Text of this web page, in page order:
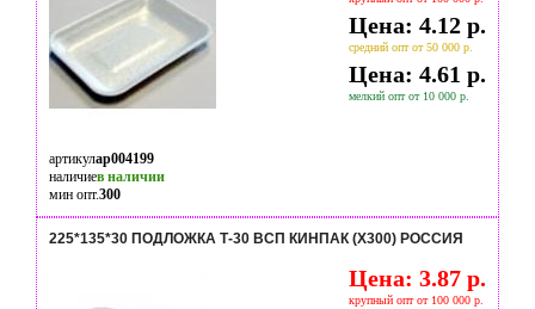
Цена: 4.12 р.
средний опт от 50 000 р.
Цена: 4.61 р.
мелкий опт от 10 000 р.
артикулap004199
наличиев наличии
мин опт.300
225*135*30 ПОДЛОЖКА Т-30 ВСП КИНПАК (Х300) РОССИЯ
Цена: 3.87 р.
крупный опт от 100 000 р.